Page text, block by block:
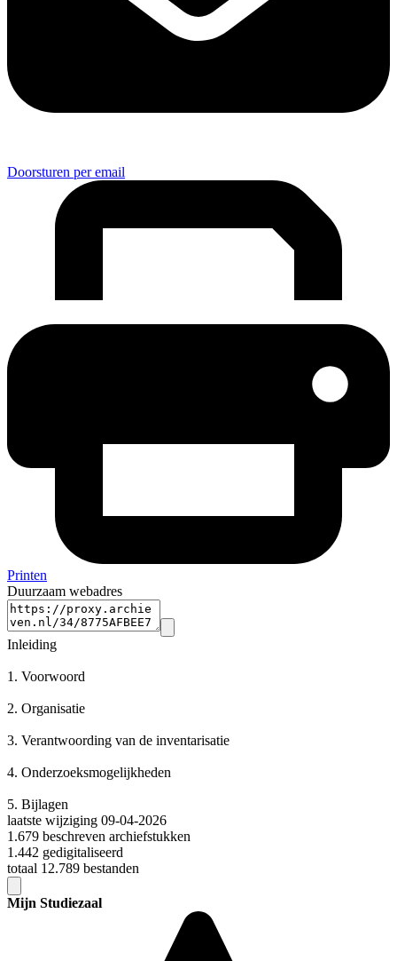
Doorsturen per email
Printen
Duurzaam webadres
Inleiding
1. Voorwoord
2. Organisatie
3. Verantwoording van de inventarisatie
4. Onderzoeksmogelijkheden
5. Bijlagen
laatste wijziging 09-04-2026
1.679 beschreven archiefstukken
1.442 gedigitaliseerd
totaal 12.789 bestanden
Mijn Studiezaal